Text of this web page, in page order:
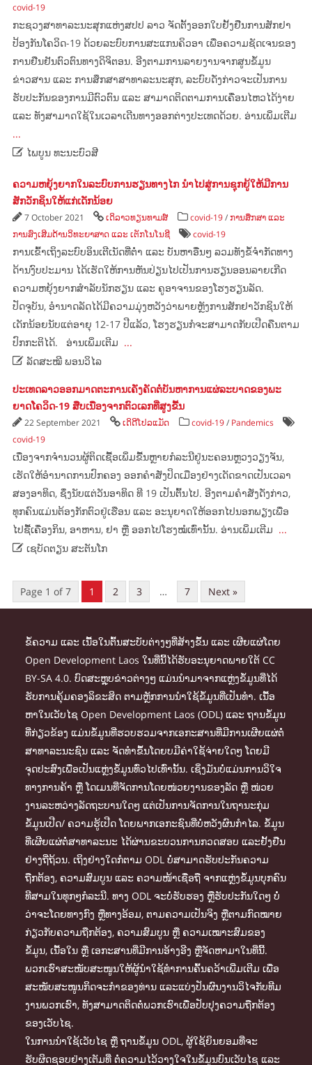
covid-19
ກະຊວງສາທາລະນະສຸກແຫ່ງສປປ ລາວ ຈັດຕັ້ງອອກໃບຢັ້ງຢືນການສັກຢາ
ປ້ອງກັນໂຄວິດ-19 ດ້ວຍລະບົບການສະແກນຄິວອາ ເພື່ອຄວາມຊັດເຈນຂອງ
ການຢືນຢັນຕົວຕົນທາງດິຈິຕອນ. ອີງຕາມການລາຍງານຈາກສູນຂໍ້ມູນ
ຂ່າວສານ ແລະ ການສຶກສາສາທາລະນະສຸກ, ລະບົບດັ່ງກ່າວຈະເປັນການ
ຮັບປະກັນຂອງການມີຕົວຕົນ ແລະ ສາມາດຕິດຕາມການເຄື່ອນໄຫວໄດ້ງ່າຍ
ແລະ ທັງສາມາດໃຊ້ໃນເວລາເດີນທາງອອກຕ່າງປະເທດດ້ວຍ. ອ່ານເພິ່ມເຕີມ
...
ໄພບູນ ທະນະບົວສີ
ຄວາມຫຍຸ້ງຍາກໃນລະບົບການຮຽນທາງໄກ ນຳໄປສູ່ການຊຸກຍູ້ໃຫ້ມີການ
ສັກວັກຊິນໃຫ້ແກ່ເດັກນ້ອຍ
7 October 2021 ເດິລາວທຽນທາມສ໌ covid-19/ການສຶກສາ ແລະ
ການສົ່ງເສີມດ້ານວິທະຍາສາດ ແລະ ເຕັກໂນໂນຊີ
covid-19
ການເຂົ້າເຖິງລະບົບອິນເຕີເນັດທີ່ຕ່ຳ ແລະ ບັນຫາອື່ນໆ ລວມທັງຂໍ້ຈຳກັດທາງ
ດ້ານງົບປະມານ ໄດ້ເຮັດໃຫ້ການຫັນປ່ຽນໄປເປັນການຮຽນອອນລາຍເກີດ
ຄວາມຫຍຸ້ງຍາກສຳລັບນັກຮຽນ ແລະ ຄູອາຈານຂອງໂຮງຮຽນລັດ.
ປັດຈຸບັນ, ອຳນາດລັດໄດ້ມີຄວາມມຸ່ງຫວັງວ່າພາຍຫຼັງການສັກຢາວັກຊິນໃຫ້
ເດັກນ້ອຍນັບແຕ່ອາຍຸ 12-17 ປີແລ້ວ, ໂຮງຮຽນກໍຈະສາມາດກັບເປີດຄືນຕາມ
ປົກກະຕິໄດ້. ອ່ານເພິ່ມເຕີມ ...
ລັດສະໝີ ພອນວິໄລ
ປະເທດລາວອອກມາດຕະການເຄັ່ງຄັດຕໍ່ບັນຫາການແຜ່ລະບາດຂອງພະ
ຍາດໂຄວິດ-19 ສືບເນື່ອງຈາກຕົວເລກທີ່ສູງຂື້ນ
22 September 2021 ເດິດີໂປລແມັດ covid-19/ Pandemics
covid-19
ເນື່ອງຈາກຈຳນວນຜູ້ຕິດເຊື້ອເພິ່ມຂື້ນຫຼາຍກໍລະນີຢູ່ນະຄອນຫຼວງວຽງຈັນ,
ເຮັດໃຫ້ອຳນາດການປົກຄອງ ອອກຄຳສັ່ງປິດເມືອງຢ່າງເດັດຂາດເປັນເວລາ
ສອງອາທິດ, ຊຶ່ງນັບແຕ່ວັນອາທິດ ທີ 19 ເປັນຕົ້ນໄປ. ອີງຕາມຄຳສັ່ງດັ່ງກ່າວ,
ທຸກຄົນແມ່ນຕ້ອງກັກຕົວຢູ່ເຮືອນ ແລະ ອະນຸຍາດໃຫ້ອອກໄປນອກພຽງເພື່ອ
ໄປຊື້ເຄື່ອງກິນ, ອາຫານ, ຢາ ຫຼື ອອກໄປໂຮງໝໍເທົ່ານັ້ນ. ອ່ານເພິ່ມເຕີມ ...
ເຊບັດຕຽນ ສະຕັນໂກ
Page 1 of 7 1 2 3 … 7 Next »
ຂໍ້ຄວາມ ແລະ ເນື້ອໃນຕົ້ນສະບັບຕ່າງໆທີ່ສ້າງຂຶ້ນ ແລະ ເຜີຍແຜ່ໂດຍ
Open Development Laos ໃນທີ່ນີ້ໄດ້ຮັບອະນຸຍາດພາຍໃຕ້ CC
BY-SA 4.0. ບົດສະຫຼຸບຂ່າວຕ່າງໆ ແມ່ນນຳມາຈາກແຫຼ່ງຂໍ້ມູນທີ່ໄດ້
ຮັບການຄຸ້ມຄອງລິຂະສິດ ຕາມຫຼັກການນຳໃຊ້ຂໍ້ມູນທີ່ເປັນທຳ. ເນື້ອ
ຫາໃນເວັບໄຊ Open Development Laos (ODL) ແລະ ຖານຂໍ້ມູນ
ທີ່ກ່ຽວຂ້ອງ ແມ່ນຂໍ້ມູນທີ່ຮວບຮວມຈາກເອກະສານທີ່ມີການເຜີຍແຜ່ຕໍ່
ສາທາລະນະຊົນ ແລະ ຈັດທຳຂຶ້ນໂດຍບມີຄ່າໃຊ້ຈ່າຍໃດໆ ໂດຍມີ
ຈຸດປະສົງເພື່ອເປັນແຫຼ່ງຂໍ້ມູນທົ່ວໄປເທົ່ານັ້ນ. ເຊິ່ງມັນບໍ່ແມ່ນການວິໃຈ
ທາງການຄ້າ ຫຼື ໂດເມນທີ່ຈັດການໂດຍໜ່ວຍງານຂອງລັດ ຫຼື ໜ່ວຍ
ງານລະຫວ່າງລັດຖະບານໃດໆ ແຕ່ເປັນການຈັດການໃນຖານະກຸ່ມ
ຂໍ້ມູນເປີດ/ ຄວາມຮູ້ເປີດ ໂດຍພາກເອກະຊົນທີ່ບໍ່ຫວັງຜົນກຳໄລ. ຂໍ້ມູນ
ທີ່ເຜີຍແຜ່ຕໍ່ສາທາລະນະ ໄດ້ຜ່ານຂະບວນການກວດສອບ ແລະຢັ້ງຢືນ
ຢ່າງຖີ່ຖ້ວນ. ເຖິງຢ່າງໃດກໍຕາມ ODL ບໍ່ສາມາດຮັບປະກັນຄວາມ
ຖືກຕ້ອງ, ຄວາມສົມບູນ ແລະ ຄວາມໜ້າເຊື່ອຖື ຈາກແຫຼ່ງຂໍ້ມູນບຸກຄົນ
ທີສາມໃນທຸກໆກໍລະນີ. ທາງ ODL ຈະບໍ່ຮັບຮອງ ຫຼືຮັບປະກັນໃດໆ ບໍ່
ວ່າຈະໂດຍທາງກົງ ຫຼືທາງອ້ອມ, ຕາມຄວາມເປັນຈິງ ຫຼືຕາມກົດໝາຍ
ກ່ຽວກັບຄວາມຖືກຕ້ອງ, ຄວາມສົມບູນ ຫຼື ຄວາມເໝາະສົມຂອງ
ຂໍ້ມູນ, ເນື້ອໃນ ຫຼື ເອກະສານທີ່ມີການອ້າງອີງ ຫຼືຈັດຫາມາໃນທີ່ນີ້.
ພວກເຮົາສະໜັບສະໜູນໃຫ້ຜູ້ນຳໃຊ້ທຳການຄົ້ນຄວ້າເພີ່ມເຕີມ ເພື່ອ
ສະໜັບສະໜູນກິດຈະກຳຂອງທ່ານ ແລະແບ່ງປັນຜົນງານວິໄຈກັບທີມ
ງານພວກເຮົາ, ທັງສາມາດຕິດຕໍ່ພວກເຮົາເພື່ອປັບປຸງຄວາມຖືກຕ້ອງ
ຂອງເວັບໄຊ.
ໃນການນຳໃຊ້ເວັບໄຊ ຫຼື ຖານຂໍ້ມູນ ODL, ຜູ້ໃຊ້ຍິນຍອມທີ່ຈະ
ຮັບຜິດຊອບຢ່າງເຕັມທີ່ ຕໍ່ຄວາມໄວ້ວາງໃຈໃນຂໍ້ມູນບົນເວັບໄຊ ແລະ